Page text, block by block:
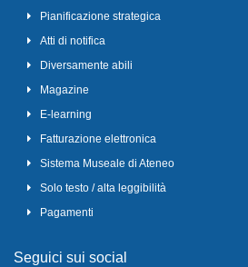
Pianificazione strategica
Atti di notifica
Diversamente abili
Magazine
E-learning
Fatturazione elettronica
Sistema Museale di Ateneo
Solo testo / alta leggibilità
Pagamenti
Seguici sui social